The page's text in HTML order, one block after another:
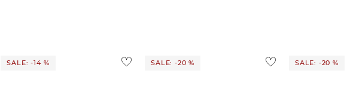
SALE: -14 % SALE: -20 % SALE: -20 %